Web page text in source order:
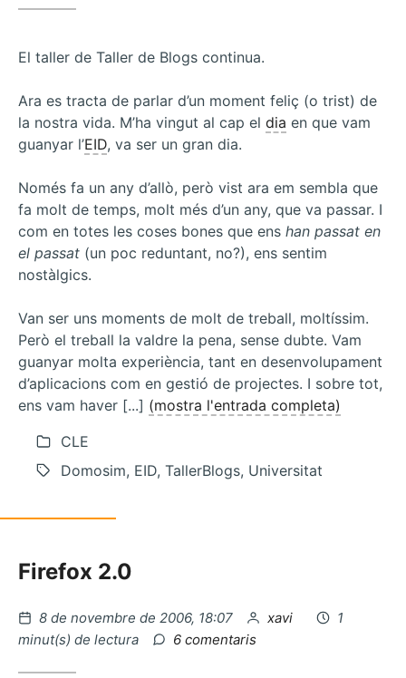
El taller de Taller de Blogs continua.
Ara es tracta de parlar d’un moment feliç (o trist) de
la nostra vida. M’ha vingut al cap el dia en que vam
guanyar l’EID, va ser un gran dia.
Només fa un any d’allò, però vist ara em sembla que
fa molt de temps, molt més d’un any, que va passar. I
com en totes les coses bones que ens han passat en
el passat (un poc reduntant, no?), ens sentim
nostàlgics.
Van ser uns moments de molt de treball, moltíssim.
Però el treball la valdre la pena, sense dubte. Vam
guanyar molta experiència, tant en desenvolupament
d’aplicacions com en gestió de projectes. I sobre tot,
ens vam haver [...] (mostra l'entrada completa)
CLE
Domosim, EID, TallerBlogs, Universitat
Firefox 2.0
Publicat
el
8 de novembre de 2006, 18:07 per
xavi
1
minut(s) de lectura
6 comentaris